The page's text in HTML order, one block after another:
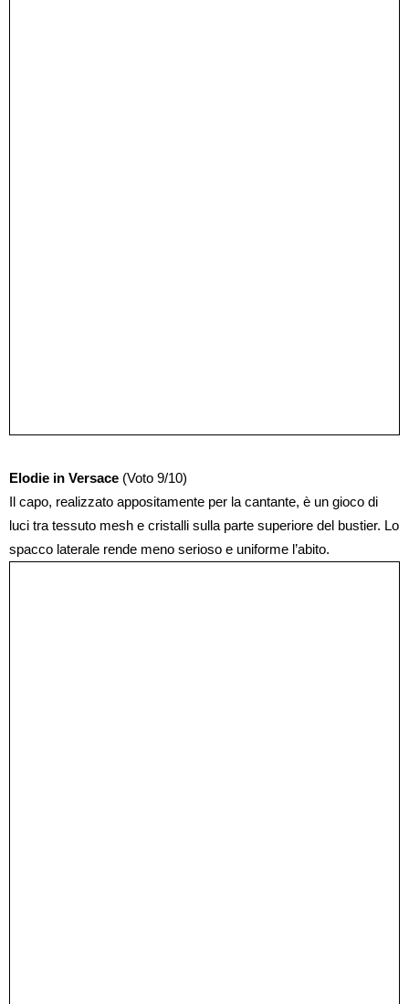
Elodie in Versace (Voto 9/10)
Il capo, realizzato appositamente per la cantante, è un gioco di
luci tra tessuto mesh e cristalli sulla parte superiore del bustier. Lo
spacco laterale rende meno serioso e uniforme l’abito.